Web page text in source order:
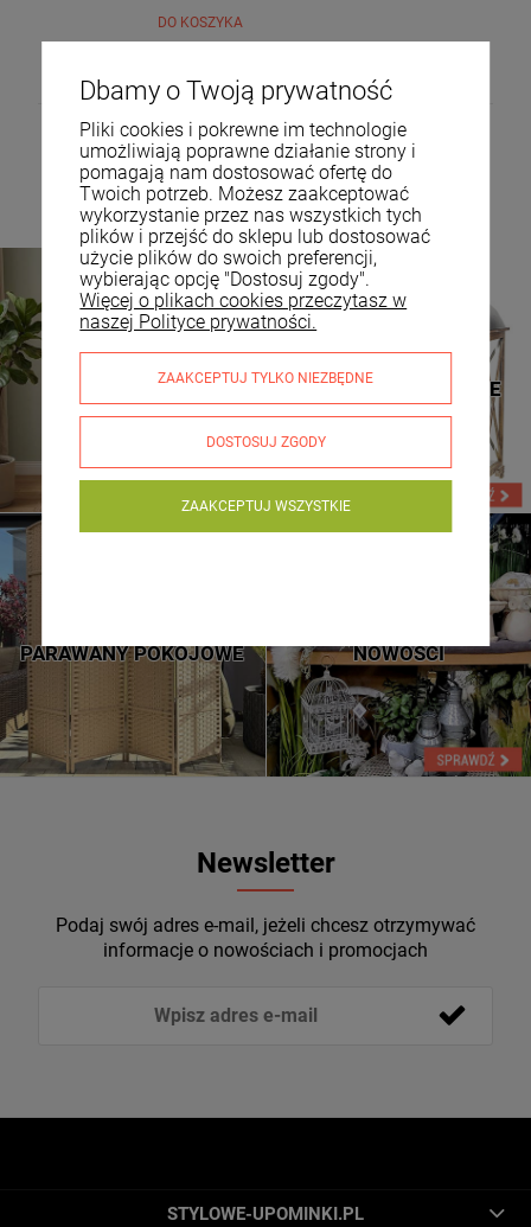
DO KOSZYKA
KOSMETYCZNE LATARNIE METALOWE
PARAWANY POKOJOWE NOWOŚCI
Newsletter
Podaj swój adres e-mail, jeżeli chcesz otrzymywać
informacje o nowościach i promocjach
STYLOWE-UPOMINKI.PL
Dbamy o Twoją prywatność
Pliki cookies i pokrewne im technologie
umożliwiają poprawne działanie strony i
pomagają nam dostosować ofertę do
Twoich potrzeb. Możesz zaakceptować
wykorzystanie przez nas wszystkich tych
plików i przejść do sklepu lub dostosować
użycie plików do swoich preferencji,
wybierając opcję "Dostosuj zgody".
Więcej o plikach cookies przeczytasz w
naszej Polityce prywatności.
ZAAKCEPTUJ TYLKO NIEZBĘDNE
DOSTOSUJ ZGODY
ZAAKCEPTUJ WSZYSTKIE